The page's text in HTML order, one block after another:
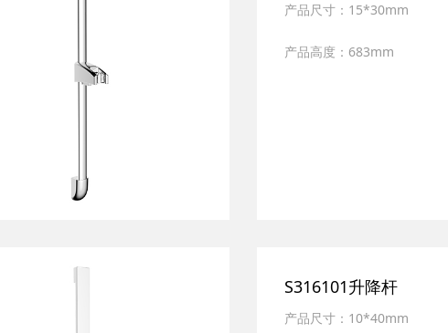
产品尺寸：15*30mm
产品高度：683mm
S316101升降杆
产品尺寸：10*40mm